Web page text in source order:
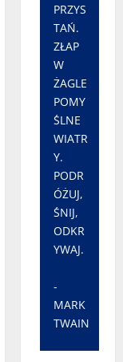
PRZYS
TAŃ.
ZŁAP
W
ŻAGLE
POMY
ŚLNE
WIATR
Y.
PODR
ÓŻUJ,
ŚNIJ,
ODKR
YWAJ.
-
MARK
TWAIN